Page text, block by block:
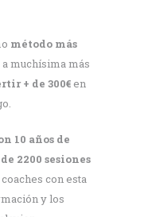
método más
muchísima más
+ de 300€en
10 años de
2200 sesiones
con esta
y los